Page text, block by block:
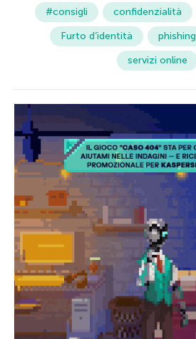
#consigli confidenzialità
Furto d’identità
phishing
servizi online